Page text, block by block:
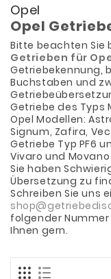
Opel
Opel
Bitte beachten Sie
Getrieben für
Getriebekennung,
Buchstaben und
Getriebe des Typs
Opel Modellen:
Signum, Zafira,
Getriebe Typ PF6
Vivaro und
Sie haben
Übersetzung zu
Schreiben Sie uns
folgender Nummer
Ihnen gern.